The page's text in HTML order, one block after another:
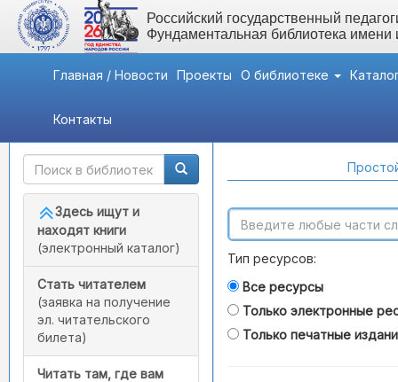
Российский государственный
Фундаментальная библиотека
Главная / Новости Проекты О библиотеке
Контакты
Быстрый доступ
Здесь ищут и
находят книги
(электронный каталог)
Стать читателем
(заявка на получение
эл. читательского
билета)
Читать там, где вам
Тип ресурсов:
Все ресурсы
Только электронные
Только печатные